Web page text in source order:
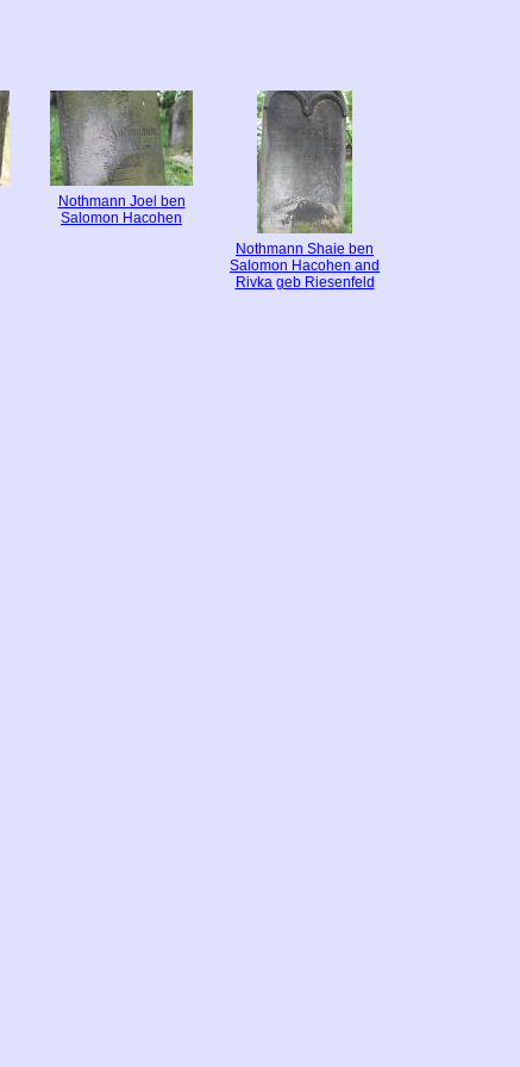
Nothmann Joel ben
Salomon Hacohen
Nothmann Shaie ben
Salomon Hacohen and
Rivka geb Riesenfeld